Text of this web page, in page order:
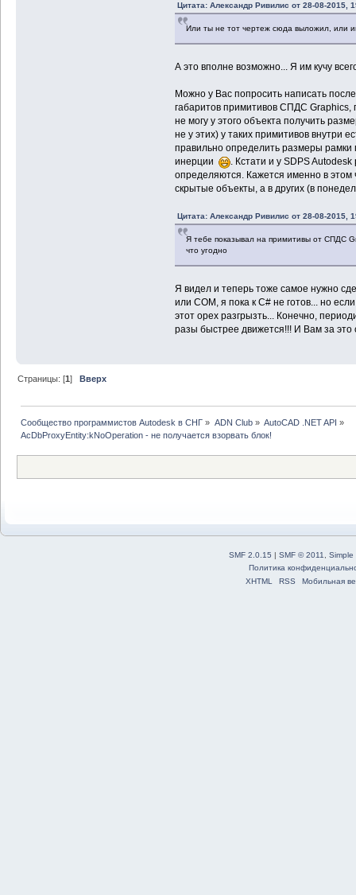
Цитата: Александр Ривилис от 28-08-2015,
Или ты не тот чертеж сюда выложил, или
А это вполне возможно... Я им кучу
Можно у Вас попросить написать
габаритов примитивов СПДС Graphics,
не могу у этого объекта получить
не у этих) у таких примитивов внутри
правильно определить размеры рамки
инерции
. Кстати и у SDPS
определяются. Кажется именно в
скрытые объекты, а в других (в
Цитата: Александр Ривилис от 28-08-2015,
Я тебе показывал на примитивы от СПДС
что угодно
Я видел и теперь тоже самое нужно
или COM, я пока к C# не готов... но
этот орех разгрызть... Конечно,
разы быстрее движется!!! И Вам за это
Страницы: [1]Вверх
Сообщество программистов Autodesk в СНГ » ADN Club» AutoCAD .NET API »
AcDbProxyEntity:kNoOperation - не получается взорвать блок!
SMF 2.0.15 | SMF © 2011
Simple
Политика
XHTML
RSS Мобильная